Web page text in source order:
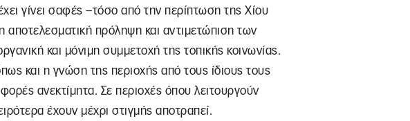
γίνει σαφές –τόσο από την περίπτωση της Χίου
αποτελεσματική πρόληψη και αντιμετώπιση των
και μόνιμη συμμετοχή της τοπικής κοινωνίας.
και η γνώση της περιοχής από τους ίδιους τους
ανεκτίμητα. Σε περιοχές όπου λειτουργούν
έχουν μέχρι στιγμής αποτραπεί.